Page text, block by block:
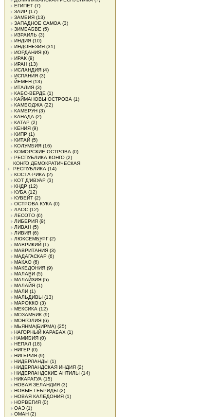
ЕГИПЕТ (7)
ЗАИР (17)
ЗАМБИЯ (13)
ЗАПАДНОЕ САМОА (3)
ЗИМБАБВЕ (5)
ИЗРАИЛЬ (3)
ИНДИЯ (10)
ИНДОНЕЗИЯ (31)
ИОРДАНИЯ (0)
ИРАК (9)
ИРАН (13)
ИСЛАНДИЯ (4)
ИСПАНИЯ (3)
ЙЕМЕН (13)
ИТАЛИЯ (3)
КАБО-ВЕРДЕ (1)
КАЙМАНОВЫ ОСТРОВА (1)
КАМБОДЖА (22)
КАМЕРУН (3)
КАНАДА (2)
КАТАР (2)
КЕНИЯ (9)
КИПР (1)
КИТАЙ (5)
КОЛУМБИЯ (16)
КОМОРСКИЕ ОСТРОВА (0)
РЕСПУБЛИКА КОНГО (2)
КОНГО ДЕМОКРАТИЧЕСКАЯ
РЕСПУБЛИКА (14)
КОСТА-РИКА (2)
КОТ Д'ИВУАР (3)
КНДР (12)
КУБА (12)
КУВЕЙТ (2)
ОСТРОВА КУКА (0)
ЛАОС (12)
ЛЕСОТО (6)
ЛИБЕРИЯ (9)
ЛИВАН (5)
ЛИВИЯ (6)
ЛЮКСЕМБУРГ(2)
МАВРИКИЙ (1)
МАВРИТАНИЯ (3)
МАДАГАСКАР (6)
МАКАО (6)
МАКЕДОНИЯ (9)
МАЛАВИ (5)
МАЛАЙЗИЯ (5)
МАЛАЙЯ (1)
МАЛИ (1)
МАЛЬДИВЫ (13)
МАРОККО (3)
МЕКСИКА (12)
МОЗАМБИК (9)
МОНГОЛИЯ (6)
МЬЯНМА(БИРМА) (25)
НАГОРНЫЙ КАРАБАХ (1)
НАМИБИЯ (0)
НЕПАЛ (18)
НИГЕР (0)
НИГЕРИЯ (9)
НИДЕРЛАНДЫ (1)
НИДЕРЛАНДСКАЯ ИНДИЯ (2)
НИДЕРЛАНДСКИЕ АНТИЛЫ (14)
НИКАРАГУА (15)
НОВАЯ ЗЕЛАНДИЯ (3)
НОВЫЕ ГЕБРИДЫ (2)
НОВАЯ КАЛЕДОНИЯ (1)
НОРВЕГИЯ (0)
ОАЭ (1)
ОМАН (2)